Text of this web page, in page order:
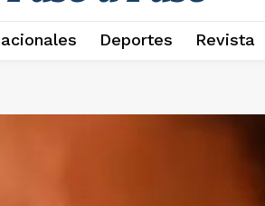
Deportes Revista